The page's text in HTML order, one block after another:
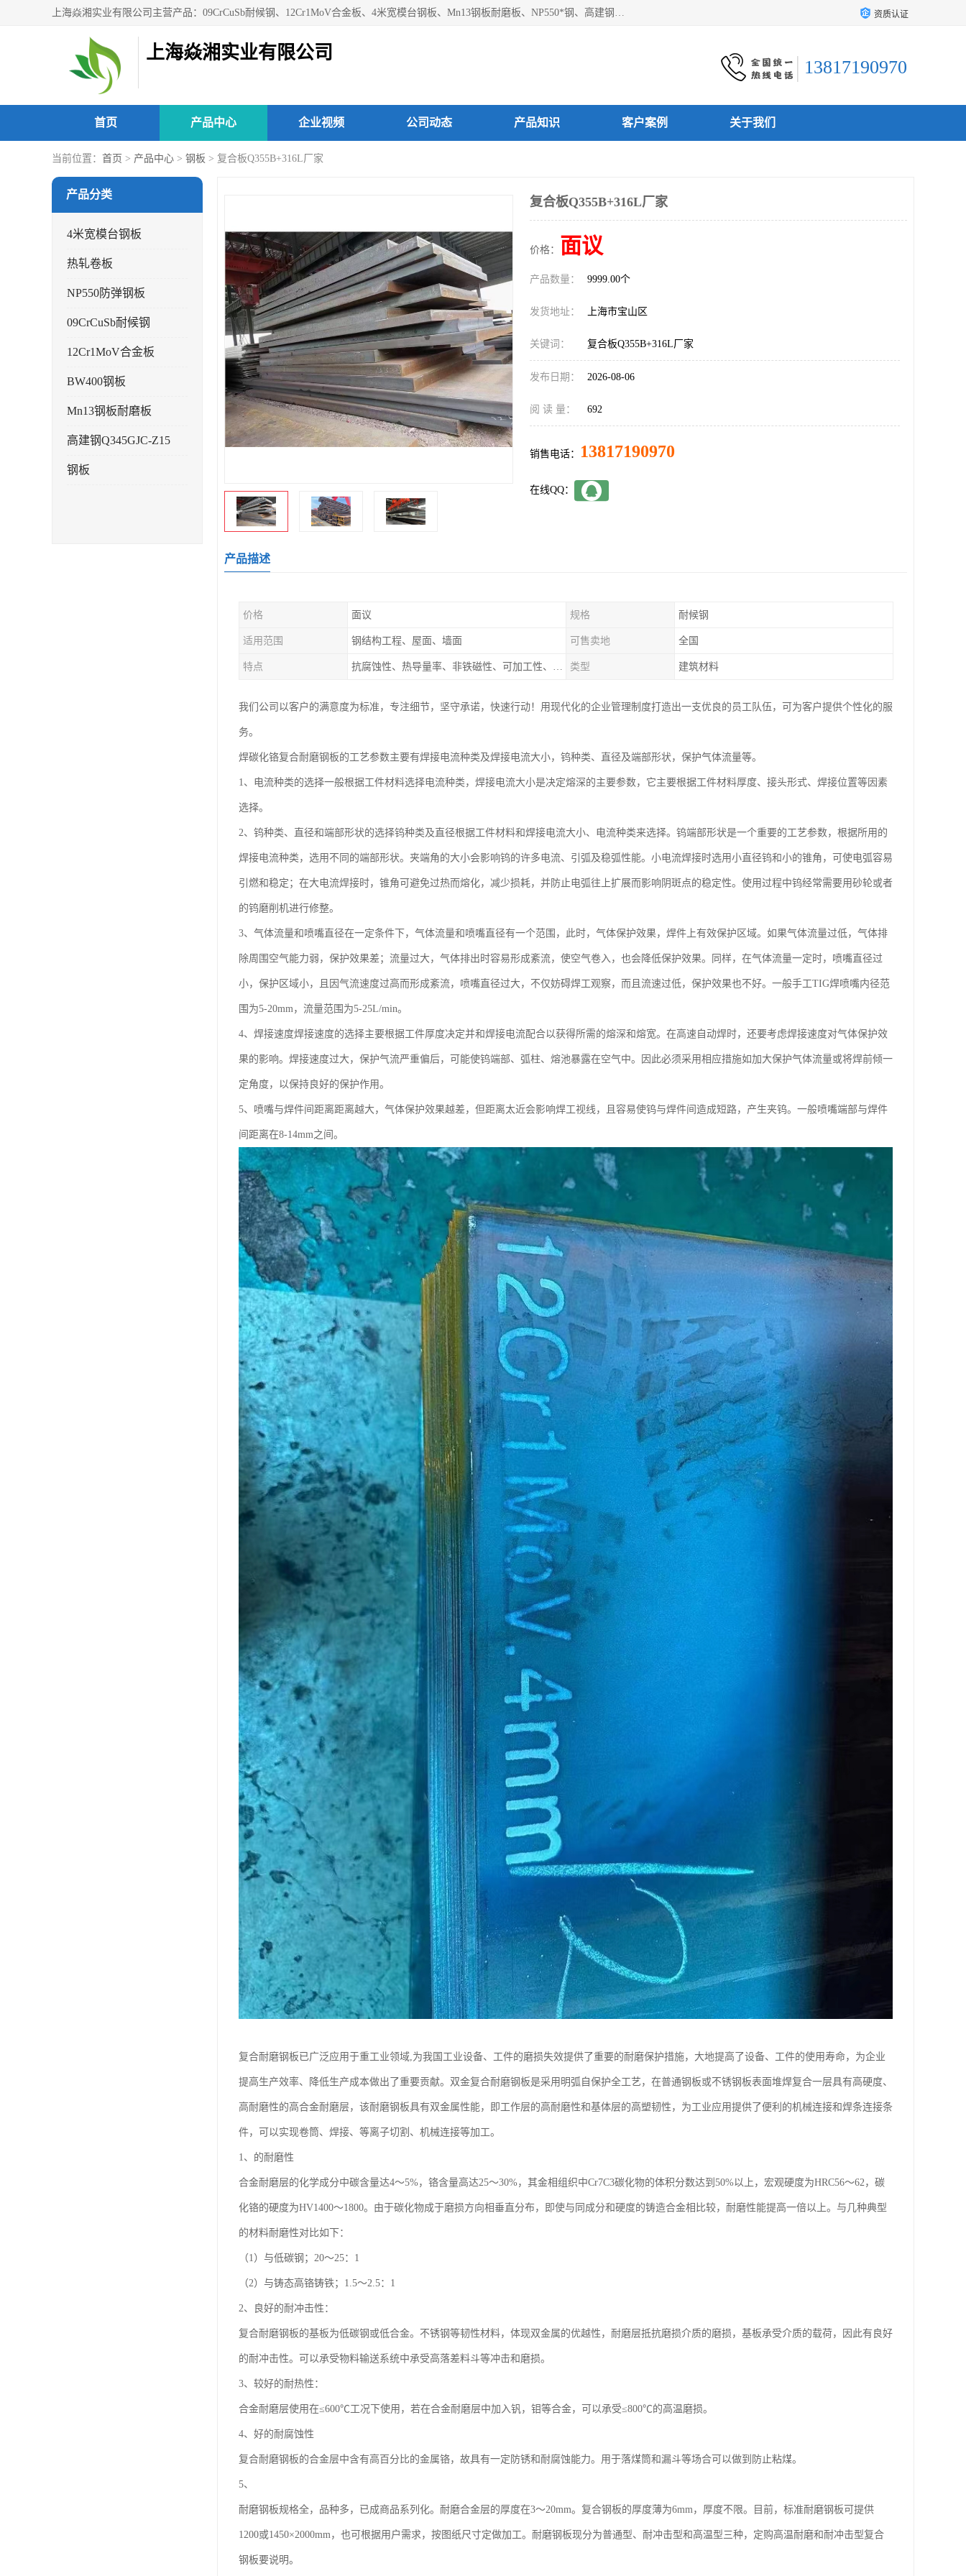
上海焱湘实业有限公司主营产品：09CrCuSb耐候钢、12Cr1MoV合金板、4米宽模台钢板、Mn13钢板耐磨板、NP550*钢、高建钢Q345GJC-Z15等；欢迎前来咨询选购。 资质认证
上海焱湘实业有限公司
13817190970
首页 产品中心 企业视频 公司动态 产品知识 客户案例 关于我们
当前位置： 首页 > 产品中心 > 钢板 > 复合板Q355B+316L厂家
产品分类
4米宽模台钢板
热轧卷板
NP550防弹钢板
09CrCuSb耐候钢
12Cr1MoV合金板
BW400钢板
Mn13钢板耐磨板
高建钢Q345GJC-Z15
钢板
复合板Q355B+316L厂家
价格： 面议
产品数量： 9999.00个
发货地址： 上海市宝山区
关键词： 复合板Q355B+316L厂家
发布日期： 2026-08-06
阅 读 量： 692
销售电话： 13817190970
在线QQ：
产品描述
价格 面议 规格 耐候钢
适用范围 钢结构工程、屋面、墙面 可售卖地 全国
特点 抗腐蚀性、热导量率、非铁磁性、可加工性、可成形性、回收性 类型 建筑材料
我们公司以客户的满意度为标准，专注细节，坚守承诺，快速行动！用现代化的企业管理制度打造出一支优良的员工队伍，可为客户提供个性化的服
务。
焊碳化铬复合耐磨钢板的工艺参数主要有焊接电流种类及焊接电流大小，钨种类、直径及端部形状，保护气体流量等。
1、电流种类的选择一般根据工件材料选择电流种类，焊接电流大小是决定熔深的主要参数，它主要根据工件材料厚度、接头形式、焊接位置等因素
选择。
2、钨种类、直径和端部形状的选择钨种类及直径根据工件材料和焊接电流大小、电流种类来选择。钨端部形状是一个重要的工艺参数，根据所用的
焊接电流种类，选用不同的端部形状。夹端角的大小会影响钨的许多电流、引弧及稳弧性能。小电流焊接时选用小直径钨和小的锥角，可使电弧容易
引燃和稳定；在大电流焊接时，锥角可避免过热而熔化，减少损耗，并防止电弧往上扩展而影响阴斑点的稳定性。使用过程中钨经常需要用砂轮或者
的钨磨削机进行修整。
3、气体流量和喷嘴直径在一定条件下，气体流量和喷嘴直径有一个范围，此时，气体保护效果，焊件上有效保护区域。如果气体流量过低，气体排
除周围空气能力弱，保护效果差；流量过大，气体排出时容易形成紊流，使空气卷入，也会降低保护效果。同样，在气体流量一定时，喷嘴直径过
小，保护区域小，且因气流速度过高而形成紊流，喷嘴直径过大，不仅妨碍焊工观察，而且流速过低，保护效果也不好。一般手工TIG焊喷嘴内径范
围为5-20mm，流量范围为5-25L/min。
4、焊接速度焊接速度的选择主要根据工件厚度决定并和焊接电流配合以获得所需的熔深和熔宽。在高速自动焊时，还要考虑焊接速度对气体保护效
果的影响。焊接速度过大，保护气流严重偏后，可能使钨端部、弧柱、熔池暴露在空气中。因此必须采用相应措施如加大保护气体流量或将焊前倾一
定角度，以保持良好的保护作用。
5、喷嘴与焊件间距离距离越大，气体保护效果越差，但距离太近会影响焊工视线，且容易使钨与焊件间造成短路，产生夹钨。一般喷嘴端部与焊件
间距离在8-14mm之间。
复合耐磨钢板已广泛应用于重工业领域,为我国工业设备、工件的磨损失效提供了重要的耐磨保护措施，大地提高了设备、工件的使用寿命，为企业
提高生产效率、降低生产成本做出了重要贡献。双金复合耐磨钢板是采用明弧自保护全工艺，在普通钢板或不锈钢板表面堆焊复合一层具有高硬度、
高耐磨性的高合金耐磨层，该耐磨钢板具有双金属性能，即工作层的高耐磨性和基体层的高塑韧性，为工业应用提供了便利的机械连接和焊条连接条
件，可以实现卷筒、焊接、等离子切割、机械连接等加工。
1、的耐磨性
合金耐磨层的化学成分中碳含量达4～5%，铬含量高达25～30%，其金相组织中Cr7C3碳化物的体积分数达到50%以上，宏观硬度为HRC56～62，碳
化铬的硬度为HV1400～1800。由于碳化物成于磨损方向相垂直分布，即使与同成分和硬度的铸造合金相比较，耐磨性能提高一倍以上。与几种典型
的材料耐磨性对比如下：
（1）与低碳钢；20～25：1
（2）与铸态高铬铸铁；1.5～2.5：1
2、良好的耐冲击性：
复合耐磨钢板的基板为低碳钢或低合金。不锈钢等韧性材料，体现双金属的优越性，耐磨层抵抗磨损介质的磨损，基板承受介质的载荷，因此有良好
的耐冲击性。可以承受物料输送系统中承受高落差料斗等冲击和磨损。
3、较好的耐热性：
合金耐磨层使用在≤600℃工况下使用，若在合金耐磨层中加入钒，钼等合金，可以承受≤800℃的高温磨损。
4、好的耐腐蚀性
复合耐磨钢板的合金层中含有高百分比的金属铬，故具有一定防锈和耐腐蚀能力。用于落煤筒和漏斗等场合可以做到防止粘煤。
5、
耐磨钢板规格全，品种多，已成商品系列化。耐磨合金层的厚度在3～20mm。复合钢板的厚度薄为6mm，厚度不限。目前，标准耐磨钢板可提供
1200或1450×2000mm，也可根据用户需求，按图纸尺寸定做加工。耐磨钢板现分为普通型、耐冲击型和高温型三种，定购高温耐磨和耐冲击型复合
钢板要说明。